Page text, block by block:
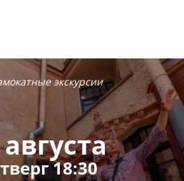
экскурсии
18:30